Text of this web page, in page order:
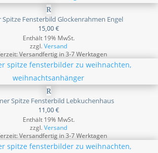
Spitze Fensterbild Glockenrahmen Engel
15,00€
Enthält 19% MwSt.
zzgl.Versand
Versandfertig in 3-7 Werktagen
Spitze Fensterbild Lebkuchenhaus
11,00€
Enthält 19% MwSt.
zzgl.Versand
Versandfertig in 3-7 Werktagen